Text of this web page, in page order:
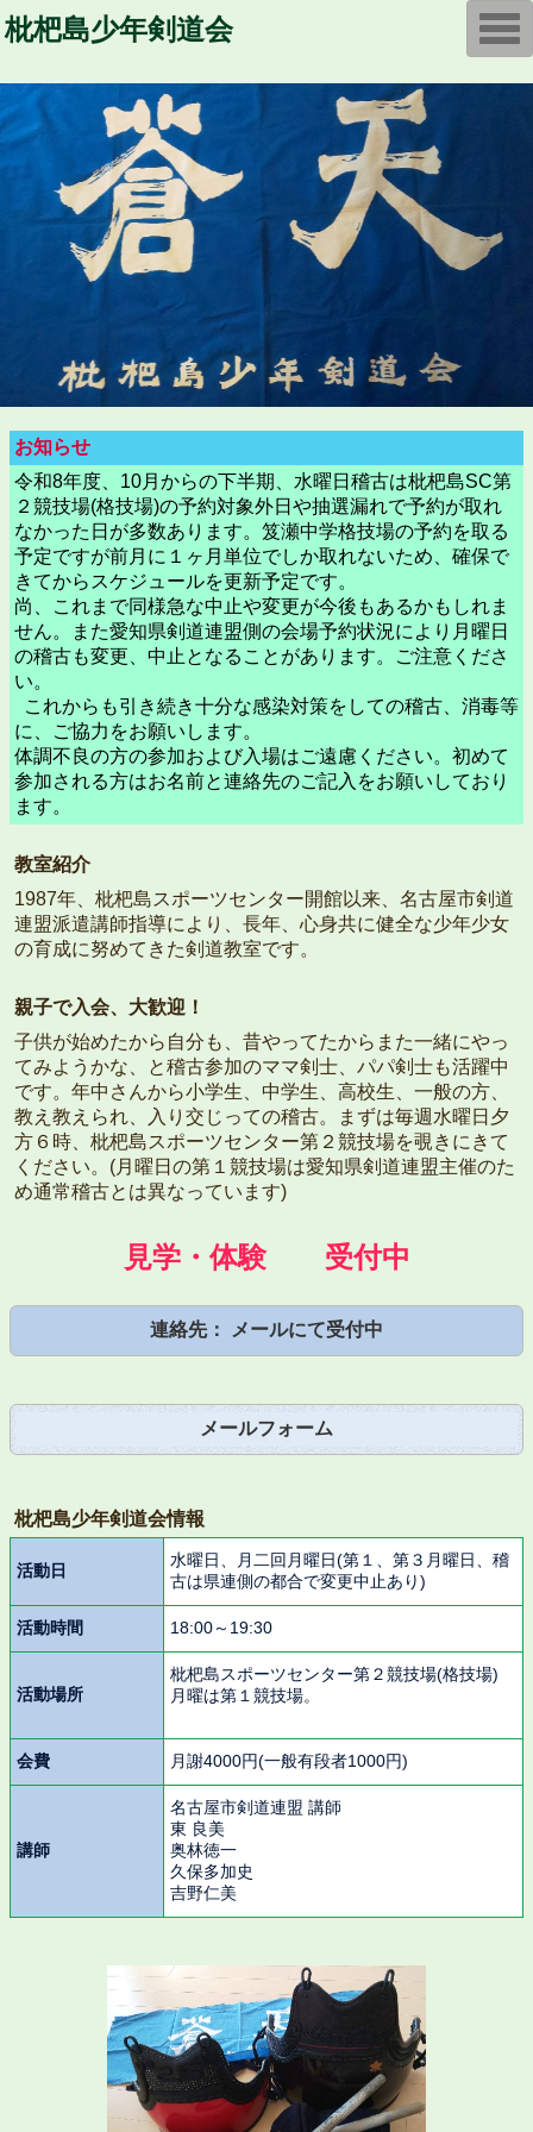
枇杷島少年剣道会
お知らせ
令和8年度、10月からの下半期、水曜日稽古は枇杷島SC第
２競技場(格技場)の予約対象外日や抽選漏れで予約が取れ
なかった日が多数あります。笈瀬中学格技場の予約を取る
予定ですが前月に１ヶ月単位でしか取れないため、確保で
きてからスケジュールを更新予定です。
尚、これまで同様急な中止や変更が今後もあるかもしれま
せん。また愛知県剣道連盟側の会場予約状況により月曜日
の稽古も変更、中止となることがあります。ご注意くださ
い。
これからも引き続き十分な感染対策をしての稽古、消毒等
に、ご協力をお願いします。
体調不良の方の参加および入場はご遠慮ください。初めて
参加される方はお名前と連絡先のご記入をお願いしており
ます。
教室紹介
1987年、枇杷島スポーツセンター開館以来、名古屋市剣道
連盟派遣講師指導により、長年、心身共に健全な少年少女
の育成に努めてきた剣道教室です。
親子で入会、大歓迎！
子供が始めたから自分も、昔やってたからまた一緒にやっ
てみようかな、と稽古参加のママ剣士、パパ剣士も活躍中
です。年中さんから小学生、中学生、高校生、一般の方、
教え教えられ、入り交じっての稽古。まずは毎週水曜日夕
方６時、枇杷島スポーツセンター第２競技場を覗きにきて
ください。(月曜日の第１競技場は愛知県剣道連盟主催のた
め通常稽古とは異なっています)
見学・体験 受付中
連絡先： メールにて受付中
メールフォーム
枇杷島少年剣道会情報
活動日
水曜日、月二回月曜日(第１、第３月曜日、稽
古は県連側の都合で変更中止あり)
活動時間 18:00～19:30
活動場所
枇杷島スポーツセンター第２競技場(格技場)
月曜は第１競技場。
会費 月謝4000円(一般有段者1000円)
講師
名古屋市剣道連盟 講師
東 良美
奥林徳一
久保多加史
吉野仁美
T
o
g
t